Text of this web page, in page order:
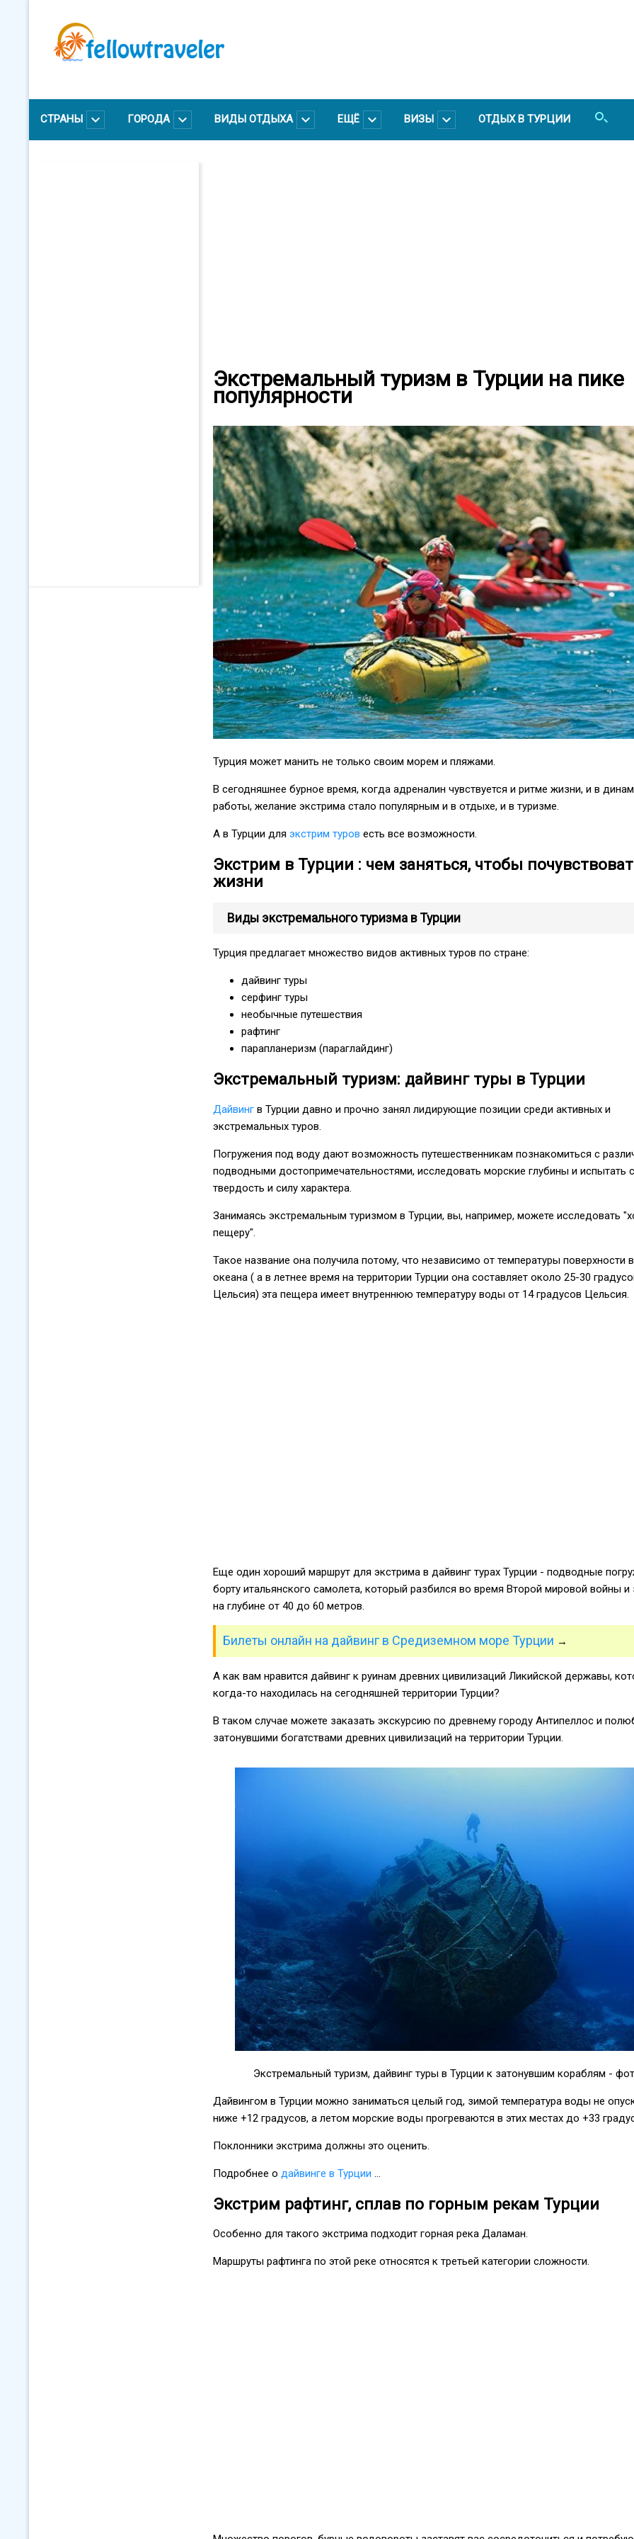
содержанию
СТРАНЫ ГОРОДА ВИДЫ ОТДЫХА ЕЩЁ ВИЗЫ ОТДЫХ В ТУРЦИИ
Экстремальный туризм в Турции на пике
популярности
Турция может манить не только своим морем и пляжами.
В сегодняшнее бурное время, когда адреналин чувствуется и ритме жизни, и в
работы, желание экстрима стало популярным и в отдыхе, и в туризме.
А в Турции для экстрим туров есть все возможности.
Экстрим в Турции : чем заняться, чтобы
жизни
Виды экстремального туризма в Турции
Турция предлагает множество видов активных туров по стране:
дайвинг туры
серфинг туры
необычные путешествия
рафтинг
парапланеризм (параглайдинг)
Экстремальный туризм: дайвинг туры в Турции
Дайвинг в Турции давно и прочно занял лидирующие позиции среди активных и
экстремальных туров.
Погружения под воду дают возможность путешественникам познакомиться с
подводными достопримечательностями, исследовать морские глубины и испытать
твердость и силу характера.
Занимаясь экстремальным туризмом в Турции, вы, например, можете исследовать
пещеру".
Такое название она получила потому, что независимо от температуры поверхности
океана ( а в летнее время на территории Турции она составляет около 25-30
Цельсия) эта пещера имеет внутреннюю температуру воды от 14 градусов Цельсия.
Еще один хороший маршрут для экстрима в дайвинг турах Турции - подводные
борту итальянского самолета, который разбился во время Второй мировой войны и
на глубине от 40 до 60 метров.
Билеты онлайн на дайвинг в Средиземном море Турции →
А как вам нравится дайвинг к руинам древних цивилизаций Ликийской державы,
когда-то находилась на сегодняшней территории Турции?
В таком случае можете заказать экскурсию по древнему городу Антипеллос и
затонувшими богатствами древних цивилизаций на территории Турции.
Экстремальный туризм, дайвинг туры в Турции к затонувшим кораблям -
Дайвингом в Турции можно заниматься целый год, зимой температура воды не
ниже +12 градусов, а летом морские воды прогреваются в этих местах до +33
Поклонники экстрима должны это оценить.
Подробнее о дайвинге в Турции ...
Экстрим рафтинг, сплав по горным рекам Турции
Особенно для такого экстрима подходит горная река Даламан.
Маршруты рафтинга по этой реке относятся к третьей категории сложности.